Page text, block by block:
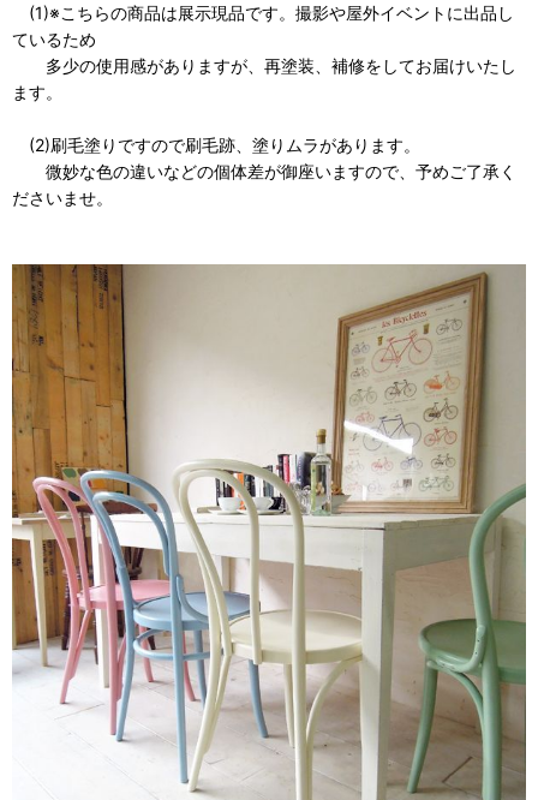
(1)※こちらの商品は展示現品です。撮影や屋外イベントに出品し
ているため
多少の使用感がありますが、再塗装、補修をしてお届けいたし
ます。
(2)刷毛塗りですので刷毛跡、塗りムラがあります。
微妙な色の違いなどの個体差が御座いますので、予めご了承く
ださいませ。